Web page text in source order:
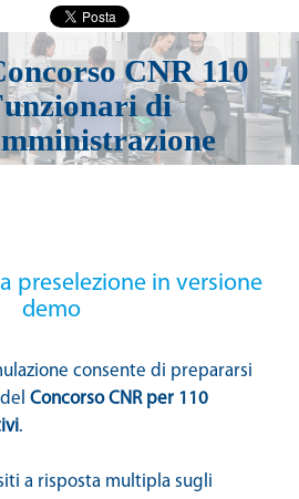
CNR 110
di
preselezione in versione
demo
consente di prepararsi
del Concorso CNR per 110
.
a risposta multipla sugli